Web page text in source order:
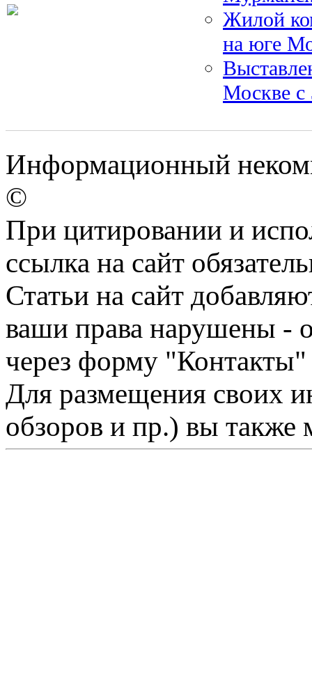
Жилой
на юге
Москве с
Информационный
©
При цитировании и
ссылка на сайт
Статьи на сайт
ваши права нарушены -
через форму "Контакты"
Для размещения своих
обзоров и пр.) вы также